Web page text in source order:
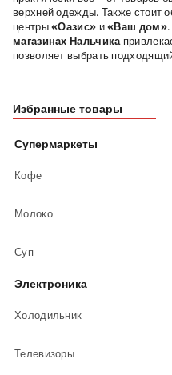
верхней одежды. Также стоит
центры«Оазис» и«Ваш дом».
магазинах Нальчика
позволяет выбрать
Избранные товары
Супермаркеты
Кофе
Молоко
Суп
Электроника
Холодильник
Телевизоры